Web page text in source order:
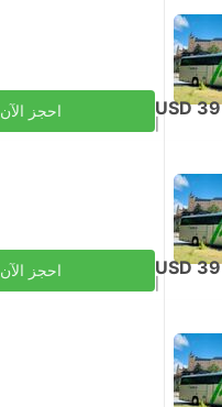
USD 39 احجز الآن
USD 39 احجز الآن